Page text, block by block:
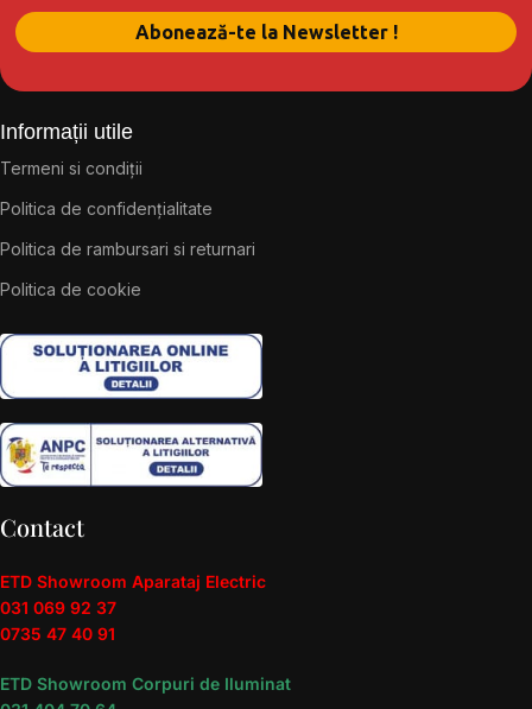
Informații utile
Termeni si condiții
Politica de confidențialitate
Politica de rambursari si returnari
Politica de cookie
Contact
ETD Showroom Aparataj Electric
031 069 92 37
0735 47 40 91
ETD Showroom Corpuri de Iluminat